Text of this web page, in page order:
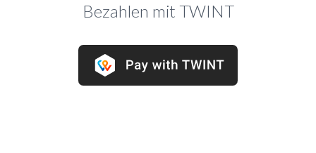
Bezahlen mit TWINT